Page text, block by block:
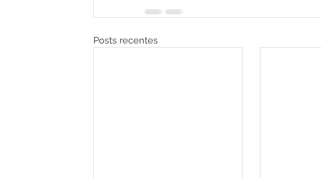
Posts recentes